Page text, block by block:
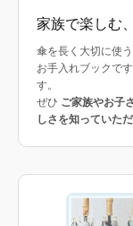
家族で楽しむ
傘を長く大切に使
お手入れブックで
す。
ぜひ ご家族やお子
しさを知っていた